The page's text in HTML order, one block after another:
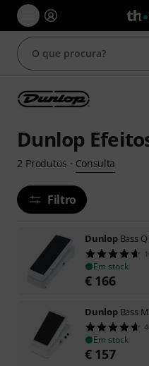
Dunlop
2 Produtos · Consulta
Filtro
Dunlop Bass
Em stock
€ 166
Dunlop Bass
Em stock
€ 157